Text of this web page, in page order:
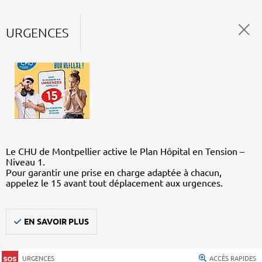
URGENCES
Le CHU de Montpellier active le Plan Hôpital en Tension –
Niveau 1.
Pour garantir une prise en charge adaptée à chacun,
appelez le 15 avant tout déplacement aux urgences.
EN SAVOIR PLUS
URGENCES ACCÈS RAPIDES